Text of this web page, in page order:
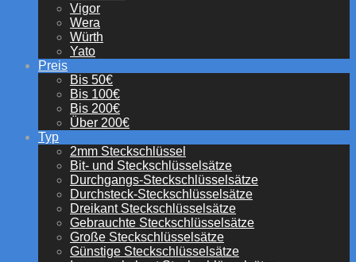
Vigor
Wera
Würth
Yato
Preis
Bis 50€
Bis 100€
Bis 200€
Über 200€
Typ
2mm Steckschlüssel
Bit- und Steckschlüsselsätze
Durchgangs-Steckschlüsselsätze
Durchsteck-Steckschlüsselsätze
Dreikant Steckschlüsselsätze
Gebrauchte Steckschlüsselsätze
Große Steckschlüsselsätze
Günstige Steckschlüsselsätze